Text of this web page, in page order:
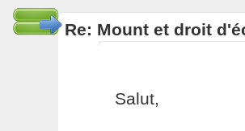
Re: Mount et droit
Salut,